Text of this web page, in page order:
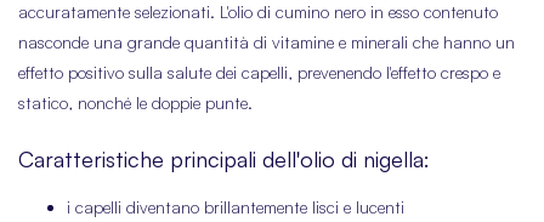
accuratamente selezionati. L'olio di cumino nero in esso contenuto
nasconde una grande quantità di vitamine e minerali che hanno un
effetto positivo sulla salute dei capelli, prevenendo l'effetto crespo e
statico, nonché le doppie punte.
Caratteristiche principali dell'olio di nigella:
i capelli diventano brillantemente lisci e lucenti